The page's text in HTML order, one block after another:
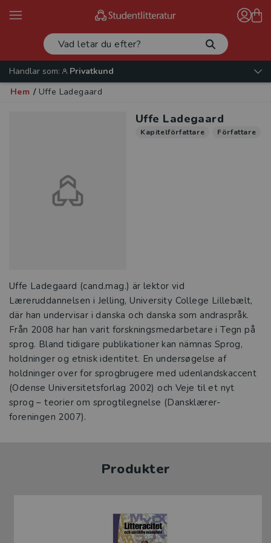
Handlar som:
Privatkund
Hem / Uffe Ladegaard
Uffe Ladegaard
Kapitelförfattare Författare
Uffe Ladegaard (cand.mag.) är lektor vid
Læreruddannelsen i Jelling, University College Lillebælt,
där han undervisar i danska och danska som andraspråk.
Från 2008 har han varit forskningsmedarbetare i Tegn på
sprog. Bland tidigare publikationer kan nämnas Sprog,
holdninger og etnisk identitet. En undersøgelse af
holdninger over for sprogbrugere med udenlandskaccent
(Odense Universi­tetsforlag 2002) och Veje til et nyt
sprog – teorier om sprogtilegnelse (Dansklærer­
foreningen 2007).
Produkter